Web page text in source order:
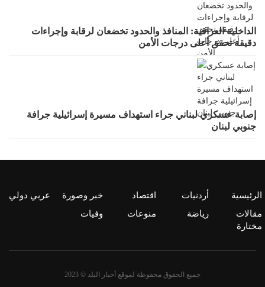
الداخلية العراقية: المنافذ والحدود تخضعان لرقابة وإجراءات
دقيقة تحقق أعلى درجات الأمن
إصابة عسكري لبناني جراء استهداف مسيرة إسرائيلية جرافة
جنوبي لبنان
الرئيسية أردنيات اقتصاد خبر وصورة
عربي دولي
مقالات
مختارة
رياضة منوعات وفيات
جميع الحقوق محفوظة لموقع أخبار البلد © 2023